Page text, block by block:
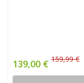
139,00 € 159,99 €